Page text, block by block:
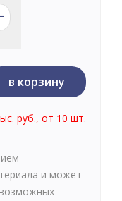
в корзину
руб., от 10 шт.
и может